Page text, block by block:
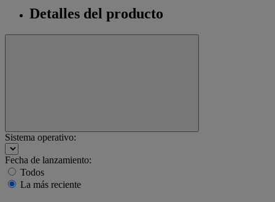
Detalles del producto
Sistema operativo:
Fecha de lanzamiento:
Todos
La más reciente